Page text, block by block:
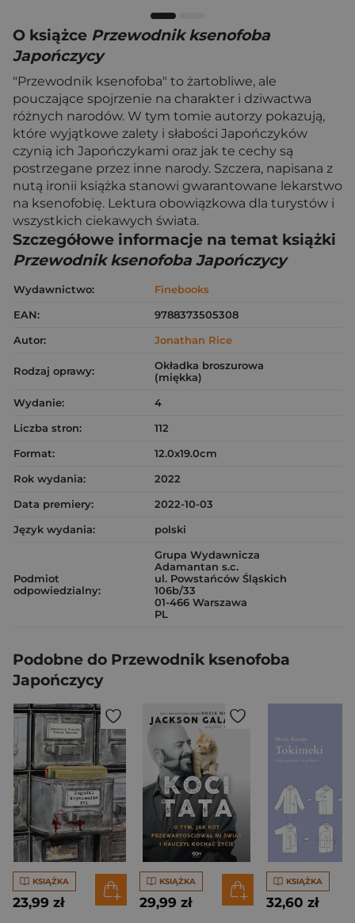
O książce Przewodnik ksenofoba
Japończycy
"Przewodnik ksenofoba" to żartobliwe, ale
pouczające spojrzenie na charakter i dziwactwa
różnych narodów. W tym tomie autorzy pokazują,
które wyjątkowe zalety i słabości Japończyków
czynią ich Japończykami oraz jak te cechy są
postrzegane przez inne narody. Szczera, napisana z
nutą ironii książka stanowi gwarantowane lekarstwo
na ksenofobię. Lektura obowiązkowa dla turystów i
wszystkich ciekawych świata.
Szczegółowe informacje na temat książki
Przewodnik ksenofoba Japończycy
Wydawnictwo:
Finebooks
EAN:
9788373505308
Autor:
Jonathan Rice
Rodzaj oprawy:
Okładka broszurowa
(miękka)
Wydanie:
4
Liczba stron:
112
Format:
12.0x19.0cm
Rok wydania:
2022
Data premiery:
2022-10-03
Język wydania:
polski
Podmiot
odpowiedzialny:
Grupa Wydawnicza
Adamantan s.c.
ul. Powstańców Śląskich
106b/33
01-466 Warszawa
PL
Podobne do Przewodnik ksenofoba
Japończycy
KSIĄŻKA
23,99 zł
KSIĄŻKA
29,99 zł
KSIĄŻKA
32,60 zł